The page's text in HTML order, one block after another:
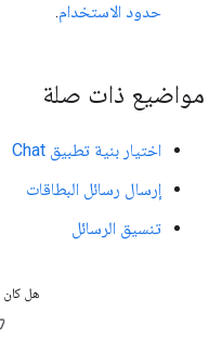
حدود الاستخدام.
مواضيع ذات صلة
اختيار بنية تطبيق Chat
إرسال رسائل البطاقات
تنسيق الرسائل
هل كان